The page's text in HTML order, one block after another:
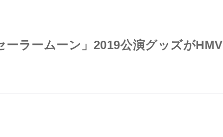
ラームーン」2019公演グッズがHMV